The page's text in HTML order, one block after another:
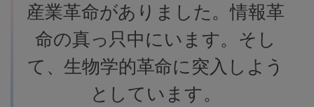
産業革命がありました。情報革
命の真っ只中にいます。そし
て、生物学的革命に突入しよう
としています。